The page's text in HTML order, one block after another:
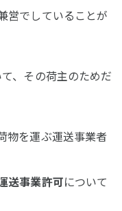
でしていることが
その荷主のためだ
を運ぶ運送事業者
送事業許可について